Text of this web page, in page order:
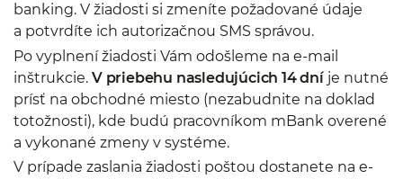
banking. V žiadosti si zmeníte požadované údaje
a potvrdíte ich autorizačnou SMS správou.
Po vyplnení žiadosti Vám odošleme na e-mail
inštrukcie. V priebehu nasledujúcich 14 dní je nutné
prísť na obchodné miesto (nezabudnite na doklad
totožnosti), kde budú pracovníkom mBank overené
a vykonané zmeny v systéme.
V prípade zaslania žiadosti poštou dostanete na e-